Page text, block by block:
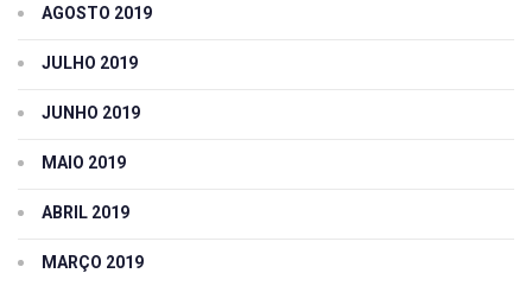
AGOSTO 2019
JULHO 2019
JUNHO 2019
MAIO 2019
ABRIL 2019
MARÇO 2019